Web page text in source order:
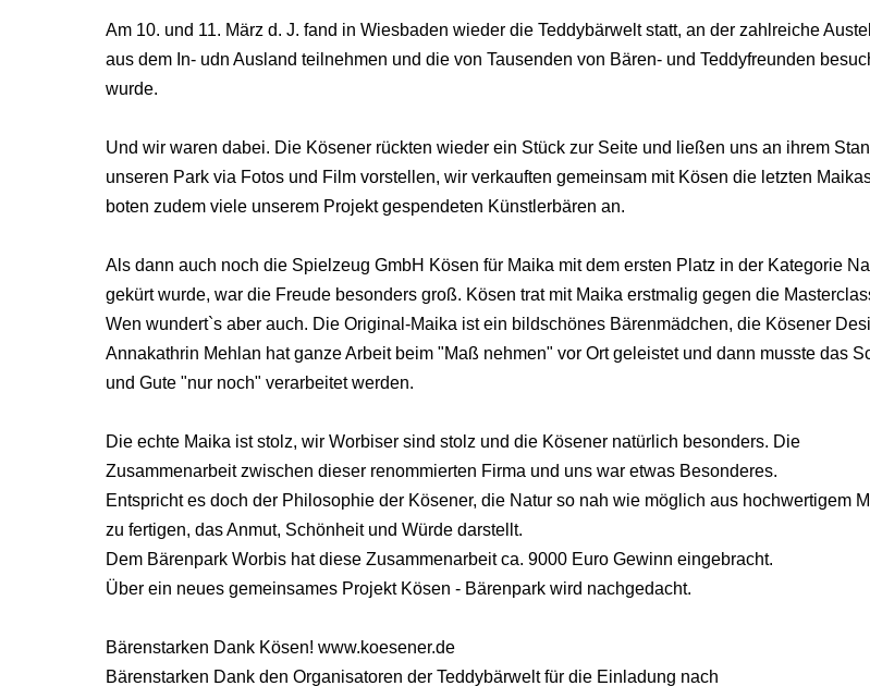
Am 10. und 11. März d. J. fand in Wiesbaden wieder die Teddybärwelt statt, an der zahlreiche
aus dem In- udn Ausland teilnehmen und die von Tausenden von Bären- und Teddyfreunden
wurde.
Und wir waren dabei. Die Kösener rückten wieder ein Stück zur Seite und ließen uns an ihrem
unseren Park via Fotos und Film vorstellen, wir verkauften gemeinsam mit Kösen die letzten
boten zudem viele unserem Projekt gespendeten Künstlerbären an.
Als dann auch noch die Spielzeug GmbH Kösen für Maika mit dem ersten Platz in der Kategorie
gekürt wurde, war die Freude besonders groß. Kösen trat mit Maika erstmalig gegen die
Wen wundert`s aber auch. Die Original-Maika ist ein bildschönes Bärenmädchen, die Kösener
Annakathrin Mehlan hat ganze Arbeit beim "Maß nehmen" vor Ort geleistet und dann musste das
und Gute "nur noch" verarbeitet werden.
Die echte Maika ist stolz, wir Worbiser sind stolz und die Kösener natürlich besonders. Die
Zusammenarbeit zwischen dieser renommierten Firma und uns war etwas Besonderes.
Entspricht es doch der Philosophie der Kösener, die Natur so nah wie möglich aus hochwertigem
zu fertigen, das Anmut, Schönheit und Würde darstellt.
Dem Bärenpark Worbis hat diese Zusammenarbeit ca. 9000 Euro Gewinn eingebracht.
Über ein neues gemeinsames Projekt Kösen - Bärenpark wird nachgedacht.
Bärenstarken Dank Kösen! www.koesener.de
Bärenstarken Dank den Organisatoren der Teddybärwelt für die Einladung nach